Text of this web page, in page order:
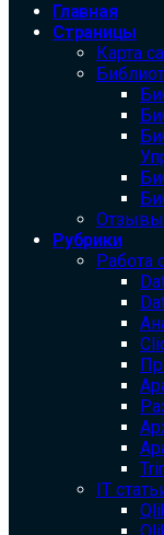
Главная
Страницы
Карта
Отзывы
Рубрики
Работа
IT